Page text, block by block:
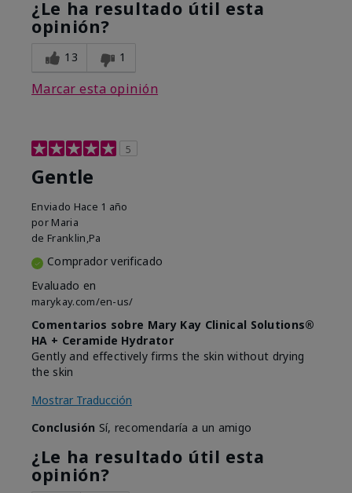
¿Le ha resultado útil esta
opinión?
13 1
Marcar esta opinión
5
Gentle
Enviado Hace 1 año
por Maria
de Franklin,Pa
Comprador verificado
Evaluado en
marykay.com/en-us/
Comentarios sobre Mary Kay Clinical Solutions®
HA + Ceramide Hydrator
Gently and effectively firms the skin without drying
the skin
Mostrar Traducción
Conclusión Sí, recomendaría a un amigo
¿Le ha resultado útil esta
opinión?